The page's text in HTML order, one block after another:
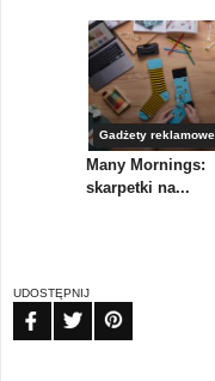
Gadżety reklamowe
Many Mornings:
skarpetki na...
UDOSTĘPNIJ